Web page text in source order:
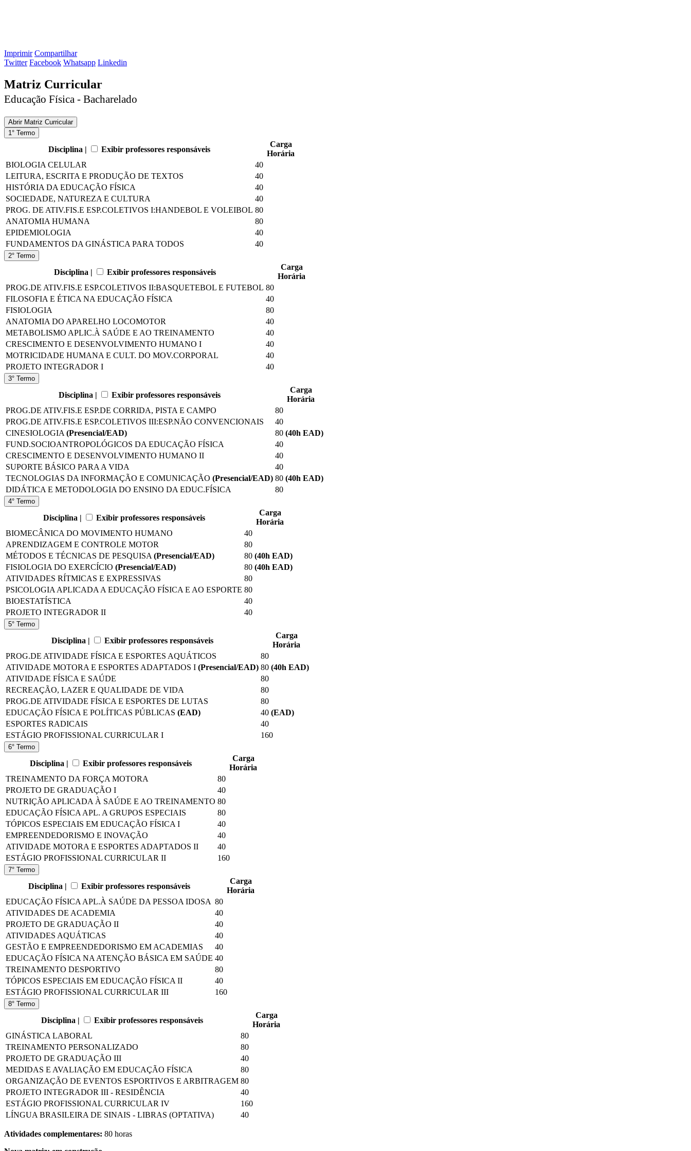
Imprimir Compartilhar
Twitter Facebook Whatsapp Linkedin
Matriz Curricular
Educação Física - Bacharelado
AbrirMatriz Curricular
1° Termo
Disciplina | Exibir professores responsáveis
Carga
Horária
BIOLOGIA CELULAR
40
LEITURA, ESCRITA E PRODUÇÃO DE TEXTOS
40
HISTÓRIA DA EDUCAÇÃO FÍSICA
40
SOCIEDADE, NATUREZA E CULTURA
40
PROG. DE ATIV.FIS.E ESP.COLETIVOS I:HANDEBOL E VOLEIBOL 80
ANATOMIA HUMANA
80
EPIDEMIOLOGIA
40
FUNDAMENTOS DA GINÁSTICA PARA TODOS
40
2° Termo
Disciplina | Exibir professores responsáveis
Carga
Horária
PROG.DE ATIV.FIS.E ESP.COLETIVOS II:BASQUETEBOL E FUTEBOL 80
FILOSOFIA E ÉTICA NA EDUCAÇÃO FÍSICA
40
FISIOLOGIA
80
ANATOMIA DO APARELHO LOCOMOTOR
40
METABOLISMO APLIC.À SAÚDE E AO TREINAMENTO
40
CRESCIMENTO E DESENVOLVIMENTO HUMANO I
40
MOTRICIDADE HUMANA E CULT. DO MOV.CORPORAL
40
PROJETO INTEGRADOR I
40
3° Termo
Disciplina | Exibir professores responsáveis
Carga
Horária
PROG.DE ATIV.FIS.E ESP.DE CORRIDA, PISTA E CAMPO
80
PROG.DE ATIV.FIS.E ESP.COLETIVOS III:ESP.NÃO CONVENCIONAIS
40
CINESIOLOGIA (Presencial/EAD) 80 (40h EAD)
FUND.SOCIOANTROPOLÓGICOS DA EDUCAÇÃO FÍSICA
40
CRESCIMENTO E DESENVOLVIMENTO HUMANO II
40
SUPORTE BÁSICO PARA A VIDA
40
TECNOLOGIAS DA INFORMAÇÃO E COMUNICAÇÃO (Presencial/EAD) 80 (40h EAD)
DIDÁTICA E METODOLOGIA DO ENSINO DA EDUC.FÍSICA
80
4° Termo
Disciplina | Exibir professores responsáveis
Carga
Horária
BIOMECÂNICA DO MOVIMENTO HUMANO
40
APRENDIZAGEM E CONTROLE MOTOR
80
MÉTODOS E TÉCNICAS DE PESQUISA (Presencial/EAD) 80 (40h EAD)
FISIOLOGIA DO EXERCÍCIO (Presencial/EAD) 80 (40h EAD)
ATIVIDADES RÍTMICAS E EXPRESSIVAS
80
PSICOLOGIA APLICADA A EDUCAÇÃO FÍSICA E AO ESPORTE 80
BIOESTATÍSTICA
40
PROJETO INTEGRADOR II
40
5° Termo
Disciplina | Exibir professores responsáveis
Carga
Horária
PROG.DE ATIVIDADE FÍSICA E ESPORTES AQUÁTICOS
80
ATIVIDADE MOTORA E ESPORTES ADAPTADOS I (Presencial/EAD) 80 (40h EAD)
ATIVIDADE FÍSICA E SAÚDE
80
RECREAÇÃO, LAZER E QUALIDADE DE VIDA
80
PROG.DE ATIVIDADE FÍSICA E ESPORTES DE LUTAS
80
EDUCAÇÃO FÍSICA E POLÍTICAS PÚBLICAS (EAD) 40 (EAD)
ESPORTES RADICAIS
40
ESTÁGIO PROFISSIONAL CURRICULAR I
160
6° Termo
Disciplina | Exibir professores responsáveis
Carga
Horária
TREINAMENTO DA FORÇA MOTORA
80
PROJETO DE GRADUAÇÃO I
40
NUTRIÇÃO APLICADA À SAÚDE E AO TREINAMENTO 80
EDUCAÇÃO FÍSICA APL. A GRUPOS ESPECIAIS
80
TÓPICOS ESPECIAIS EM EDUCAÇÃO FÍSICA I
40
EMPREENDEDORISMO E INOVAÇÃO
40
ATIVIDADE MOTORA E ESPORTES ADAPTADOS II
40
ESTÁGIO PROFISSIONAL CURRICULAR II
160
7° Termo
Disciplina | Exibir professores responsáveis
Carga
Horária
EDUCAÇÃO FÍSICA APL.À SAÚDE DA PESSOA IDOSA 80
ATIVIDADES DE ACADEMIA
40
PROJETO DE GRADUAÇÃO II
40
ATIVIDADES AQUÁTICAS
40
GESTÃO E EMPREENDEDORISMO EM ACADEMIAS
40
EDUCAÇÃO FÍSICA NA ATENÇÃO BÁSICA EM SAÚDE 40
TREINAMENTO DESPORTIVO
80
TÓPICOS ESPECIAIS EM EDUCAÇÃO FÍSICA II
40
ESTÁGIO PROFISSIONAL CURRICULAR III
160
8° Termo
Disciplina | Exibir professores responsáveis
Carga
Horária
GINÁSTICA LABORAL
80
TREINAMENTO PERSONALIZADO
80
PROJETO DE GRADUAÇÃO III
40
MEDIDAS E AVALIAÇÃO EM EDUCAÇÃO FÍSICA
80
ORGANIZAÇÃO DE EVENTOS ESPORTIVOS E ARBITRAGEM 80
PROJETO INTEGRADOR III - RESIDÊNCIA
40
ESTÁGIO PROFISSIONAL CURRICULAR IV
160
LÍNGUA BRASILEIRA DE SINAIS - LIBRAS (OPTATIVA)
40
Atividades complementares: 80 horas